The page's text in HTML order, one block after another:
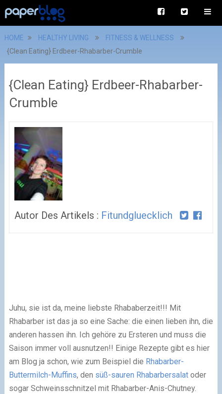
HOME HEALTHY LIVING
FITNESS & WELLNESS
{Clean Eating} Erdbeer-Rhabarber-Crumble
{Clean Eating} Erdbeer-Rhabarber-
Crumble
Autor Des Artikels : Fitundgluecklich
Juhu, sie ist da, meine liebste Rhababerzeit!!! Mit
Rhabarber ist das ja so eine Sache: die einen lieben ihn, die
anderen hassen ihn. Ich gehöre zu Ersteren und muss die
Saison immer voll ausnutzen!! Einige Rezepte gibt es hier
am Blog ja schon, wie zum Beispiel die Rhabarber-
Buttermilch-Muffins, den süß-sauren Rhabarbersalatoder
sogar Schweinsschnitzel mit Rhabarber-Anis-Chutney.